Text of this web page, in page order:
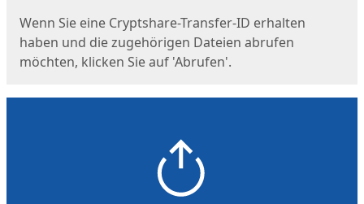
Wenn Sie eine Cryptshare-Transfer-ID erhalten
haben und die zugehörigen Dateien abrufen
möchten, klicken Sie auf 'Abrufen'.